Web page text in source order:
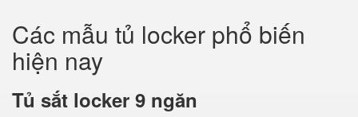
Các mẫu tủ locker phổ biến
hiện nay
Tủ sắt locker 9 ngăn